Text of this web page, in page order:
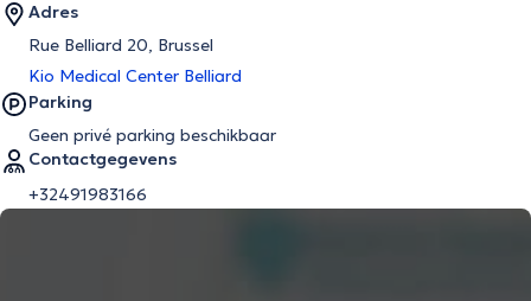
Adres
Rue Belliard 20, Brussel
Kio Medical Center Belliard
Parking
Geen privé parking beschikbaar
Contactgegevens
+32491983166